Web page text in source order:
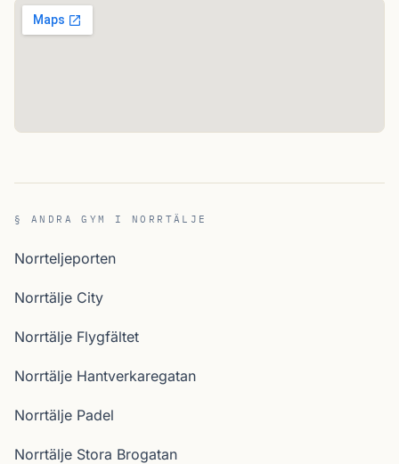
§ ANDRA GYM I NORRTÄLJE
Norrteljeporten
Norrtälje City
Norrtälje Flygfältet
Norrtälje Hantverkaregatan
Norrtälje Padel
Norrtälje Stora Brogatan